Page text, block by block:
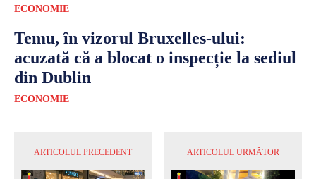
ECONOMIE
Temu, în vizorul Bruxelles-ului:
acuzată că a blocat o inspecție la sediul
din Dublin
ECONOMIE
ARTICOLUL PRECEDENT ARTICOLUL URMĂTOR